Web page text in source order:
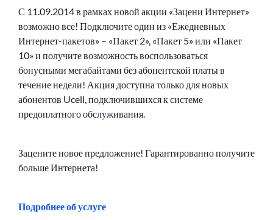
С 11.09.2014 в рамках новой акции «Зацени Интернет»
возможно все! Подключите один из «Ежедневных
Интернет-пакетов» – «Пакет 2», «Пакет 5» или «Пакет
10» и получите возможность воспользоваться
бонусными мегабайтами без абонентской платы в
течение недели! Акция доступна только для новых
абонентов Ucell, подключившихся к системе
предоплатного обслуживания.
Зацените новое предложение! Гарантированно получите
больше Интернета!
Подробнее об услуге